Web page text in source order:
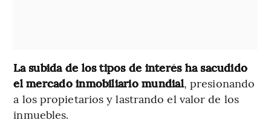
La subida de los tipos de interés ha sacudido
el mercado inmobiliario mundial, presionando
a los propietarios y lastrando el valor de los
inmuebles.